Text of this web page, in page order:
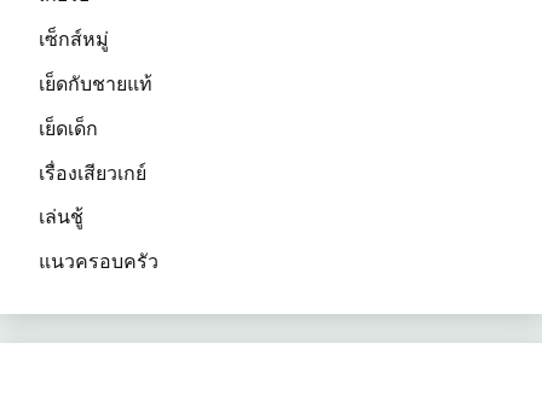
เซ็กส์หมู่
เย็ดกับชายแท้
เย็ดเด็ก
เรื่องเสียวเกย์
เล่นชู้
แนวครอบครัว